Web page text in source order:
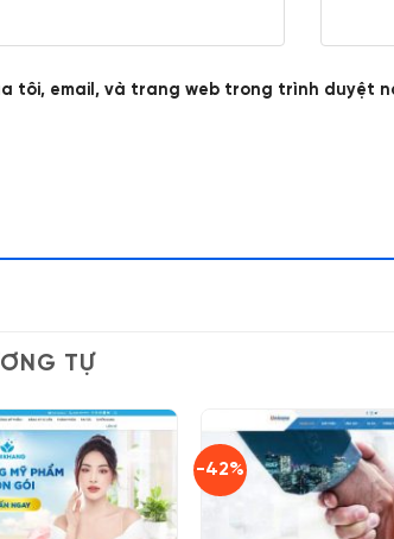
tôi, email, và trang web trong trình duyệt
TỰ
-42%